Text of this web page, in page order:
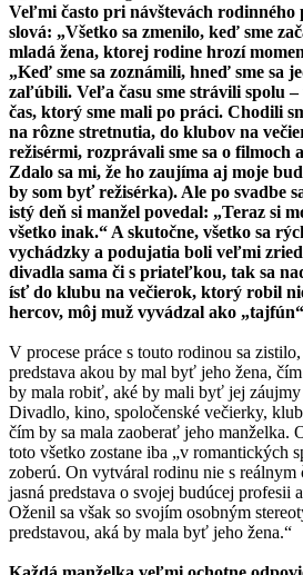
Veľmi často pri návštevách rodinného
slová: „Všetko sa zmenilo, keď sme
mladá žena, ktorej rodine hrozí
„Keď sme sa zoznámili, hneď sme sa
zaľúbili. Veľa času sme strávili spolu
čas, ktorý sme mali po práci. Chodili
na rôzne stretnutia, do klubov na
režisérmi, rozprávali sme sa o filmoch
Zdalo sa mi, že ho zaujíma aj moje
by som byť režisérka). Ale po svadbe
istý deň si manžel povedal: „Teraz si
všetko inak.“ A skutočne, všetko sa
vychádzky a podujatia boli veľmi
divadla sama či s priateľkou, tak sa
ísť do klubu na večierok, ktorý robil
hercov, môj muž vyvádzal ako
V procese práce s touto rodinou sa
predstava akou by mal byť jeho žena,
by mala robiť, aké by mali byť jej záujmy
Divadlo, kino, spoločenské večierky,
čím by sa mala zaoberať jeho manželka.
toto všetko zostane iba „v romantických
zoberú. On vytváral rodinu nie s
jasná predstava o svojej budúcej profesii
Oženil sa však so svojím osobným
predstavou, aká by mala byť jeho žena.“